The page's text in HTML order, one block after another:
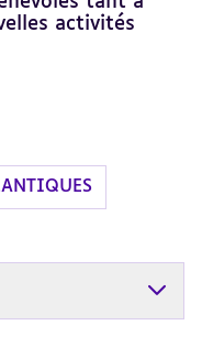
activités